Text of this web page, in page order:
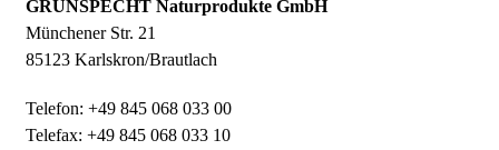
GRÜNSPECHT Naturprodukte GmbH
Münchener Str. 21
85123 Karlskron/Brautlach
Telefon: +49 845 068 033 00
Telefax: +49 845 068 033 10